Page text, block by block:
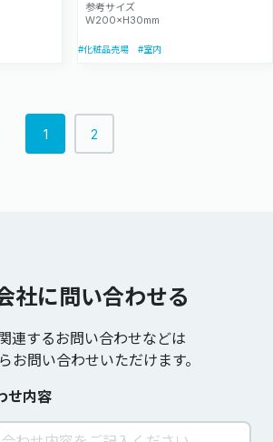
参考サイズ
W200×H30mm
#化粧品売場 #室内
1 2
社に問い合わせる
連するお問い合わせなどは
お問い合わせいただけます。
せ内容